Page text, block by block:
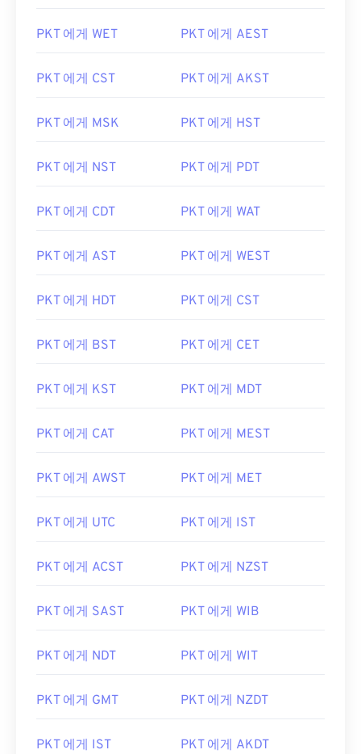
PKT 에게 WET PKT 에게 AEST
PKT 에게 CST PKT 에게 AKST
PKT 에게 MSK PKT 에게 HST
PKT 에게 NST PKT 에게 PDT
PKT 에게 CDT PKT 에게 WAT
PKT 에게 AST PKT 에게 WEST
PKT 에게 HDT PKT 에게 CST
PKT 에게 BST PKT 에게 CET
PKT 에게 KST PKT 에게 MDT
PKT 에게 CAT PKT 에게 MEST
PKT 에게 AWST PKT 에게 MET
PKT 에게 UTC PKT 에게 IST
PKT 에게 ACST PKT 에게 NZST
PKT 에게 SAST PKT 에게 WIB
PKT 에게 NDT PKT 에게 WIT
PKT 에게 GMT PKT 에게 NZDT
PKT 에게 IST PKT 에게 AKDT